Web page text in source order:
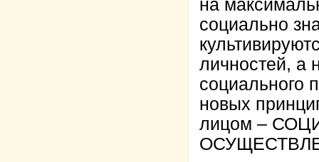
на
социально
личностей, а
социального
новых
лицом –